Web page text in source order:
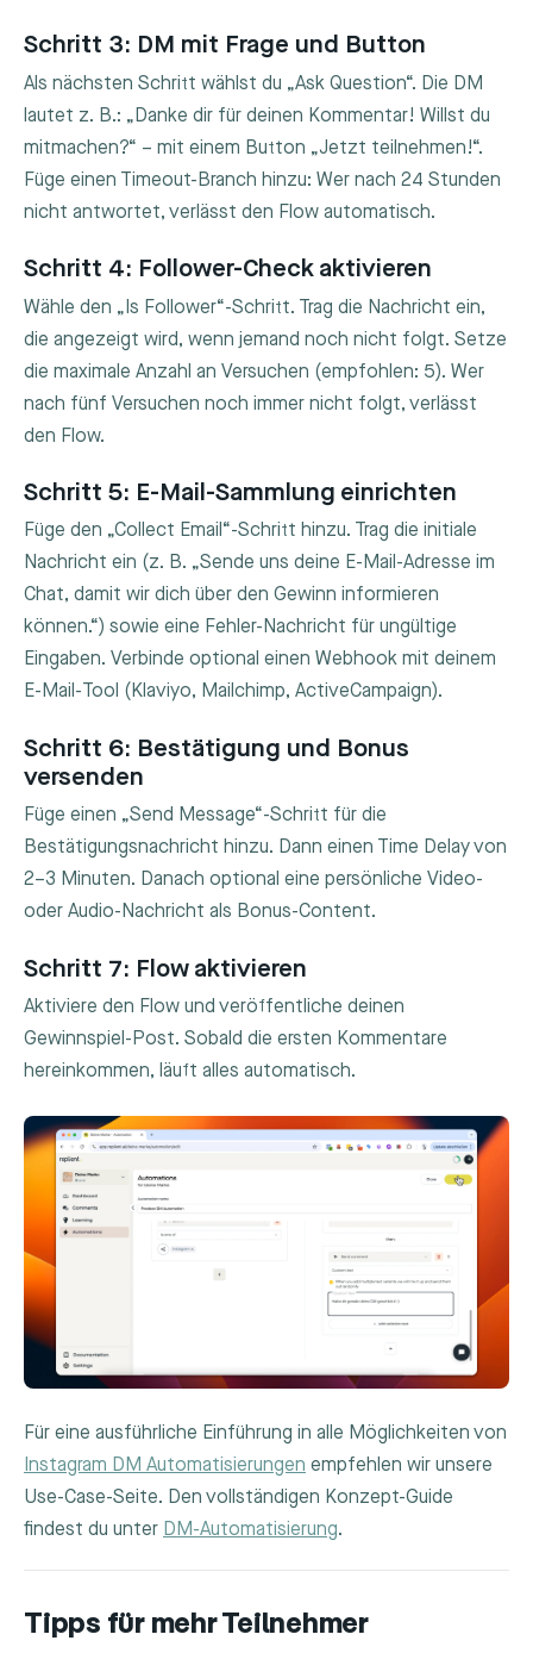
Schritt 3: DM mit Frage und Button
Als nächsten Schritt wählst du „Ask Question“. Die DM
lautet z. B.: „Danke dir für deinen Kommentar! Willst du
mitmachen?“ – mit einem Button „Jetzt teilnehmen!“.
Füge einen Timeout-Branch hinzu: Wer nach 24 Stunden
nicht antwortet, verlässt den Flow automatisch.
Schritt 4: Follower-Check aktivieren
Wähle den „Is Follower“-Schritt. Trag die Nachricht ein,
die angezeigt wird, wenn jemand noch nicht folgt. Setze
die maximale Anzahl an Versuchen (empfohlen: 5). Wer
nach fünf Versuchen noch immer nicht folgt, verlässt
den Flow.
Schritt 5: E-Mail-Sammlung einrichten
Füge den „Collect Email“-Schritt hinzu. Trag die initiale
Nachricht ein (z. B. „Sende uns deine E-Mail-Adresse im
Chat, damit wir dich über den Gewinn informieren
können.“) sowie eine Fehler-Nachricht für ungültige
Eingaben. Verbinde optional einen Webhook mit deinem
E-Mail-Tool (Klaviyo, Mailchimp, ActiveCampaign).
Schritt 6: Bestätigung und Bonus
versenden
Füge einen „Send Message“-Schritt für die
Bestätigungsnachricht hinzu. Dann einen Time Delay von
2–3 Minuten. Danach optional eine persönliche Video-
oder Audio-Nachricht als Bonus-Content.
Schritt 7: Flow aktivieren
Aktiviere den Flow und veröffentliche deinen
Gewinnspiel-Post. Sobald die ersten Kommentare
hereinkommen, läuft alles automatisch.
Für eine ausführliche Einführung in alle Möglichkeiten von
Instagram DM Automatisierungen empfehlen wir unsere
Use-Case-Seite. Den vollständigen Konzept-Guide
findest du unter DM-Automatisierung.
Tipps für mehr Teilnehmer